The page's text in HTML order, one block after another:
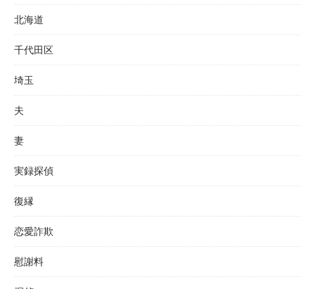
北海道
千代田区
埼玉
夫
妻
実録探偵
復縁
恋愛詐欺
慰謝料